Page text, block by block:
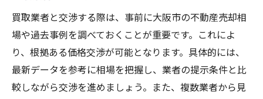
買取業者と交渉する際は、事前に大阪市の不動産売却相
場や過去事例を調べておくことが重要です。これによ
り、根拠ある価格交渉が可能となります。具体的には、
最新データを参考に相場を把握し、業者の提示条件と比
較しながら交渉を進めましょう。また、複数業者から見